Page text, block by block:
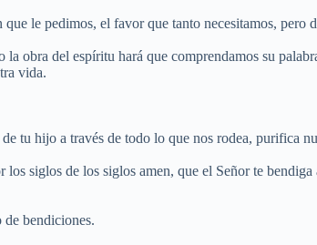
le pedimos, el favor que tanto necesitamos, pero
obra del espíritu hará que comprendamos su
vida.
tu hijo a través de todo lo que nos rodea, purifica
siglos de los siglos amen, que el Señor te bendiga
de bendiciones.